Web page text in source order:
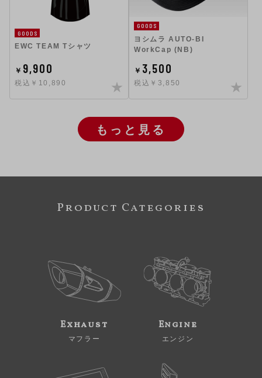
GOODS
EWC TEAM Tシャツ
￥ 9,900
税込￥10,890
GOODS
ヨシムラ AUTO-BI
WorkCap (NB)
￥ 3,500
税込￥3,850
もっと見る
Product Categories
Exhaust
マフラー
Engine
エンジン